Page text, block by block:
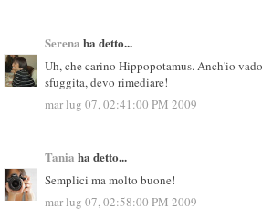
Serena ha detto...
Uh, che carino Hippopotamus. Anch'io
sfuggita, devo rimediare!
mar lug 07, 02:41:00 PM 2009
Tania ha detto...
Semplici ma molto buone!
mar lug 07, 02:58:00 PM 2009